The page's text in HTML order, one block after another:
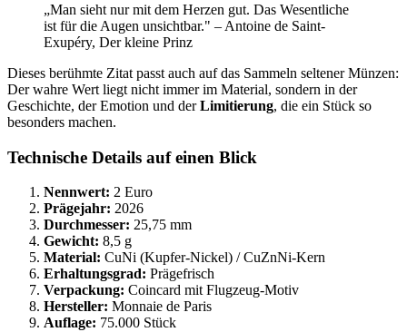
„Man sieht nur mit dem Herzen gut. Das Wesentliche
ist für die Augen unsichtbar." – Antoine de Saint-
Exupéry, Der kleine Prinz
Dieses berühmte Zitat passt auch auf das Sammeln seltener Münzen:
Der wahre Wert liegt nicht immer im Material, sondern in der
Geschichte, der Emotion und derLimitierung, die ein Stück so
besonders machen.
Technische Details auf einen Blick
Nennwert: 2 Euro
Prägejahr: 2026
Durchmesser: 25,75 mm
Gewicht: 8,5 g
Material: CuNi (Kupfer-Nickel) / CuZnNi-Kern
Erhaltungsgrad: Prägefrisch
Verpackung: Coincard mit Flugzeug-Motiv
Hersteller: Monnaie de Paris
Auflage: 75.000 Stück